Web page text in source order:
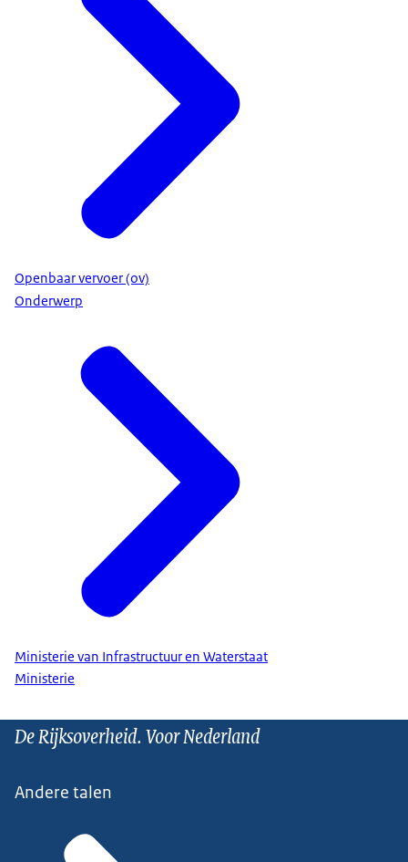
Openbaar vervoer (ov)
Onderwerp
Ministerie van Infrastructuur en Waterstaat
Ministerie
De Rijksoverheid. Voor Nederland
Andere talen